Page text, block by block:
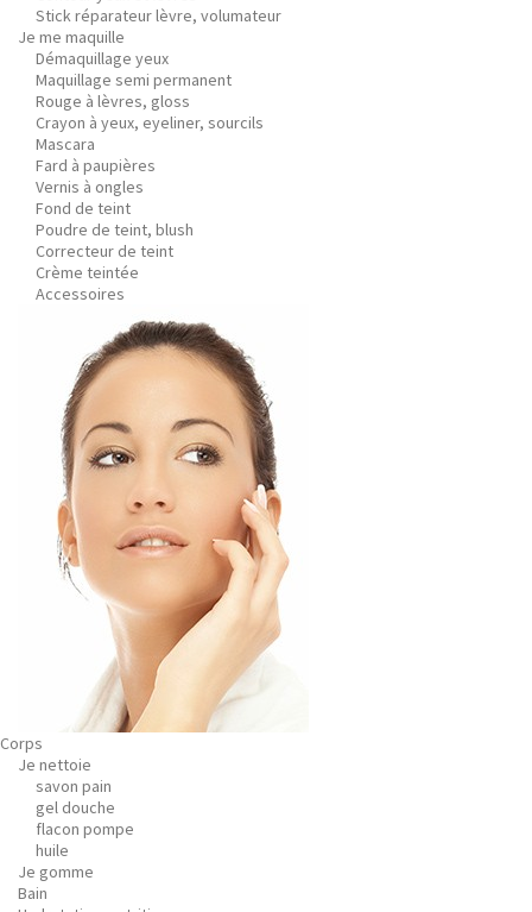
Stick réparateur lèvre, volumateur
Je me maquille
Démaquillage yeux
Maquillage semi permanent
Rouge à lèvres, gloss
Crayon à yeux, eyeliner, sourcils
Mascara
Fard à paupières
Vernis à ongles
Fond de teint
Poudre de teint, blush
Correcteur de teint
Crème teintée
Accessoires
Corps
Je nettoie
savon pain
gel douche
flacon pompe
huile
Je gomme
Bain